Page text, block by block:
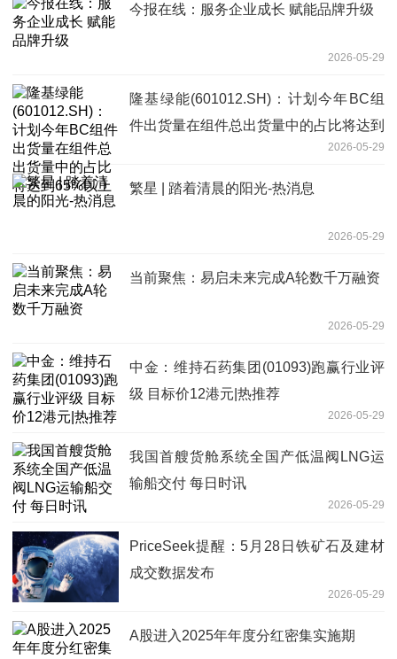
今报在线：服务企业成长 赋能品牌升级
2026-05-29
隆基绿能(601012.SH)：计划今年BC组
件出货量在组件总出货量中的占比将达到
2026-05-29
繁星 | 踏着清晨的阳光-热消息
2026-05-29
当前聚焦：易启未来完成A轮数千万融资
2026-05-29
中金：维持石药集团(01093)跑赢行业评
级 目标价12港元|热推荐
2026-05-29
我国首艘货舱系统全国产低温阀LNG运
输船交付 每日时讯
2026-05-29
PriceSeek提醒：5月28日铁矿石及建材
成交数据发布
2026-05-29
A股进入2025年年度分红密集实施期